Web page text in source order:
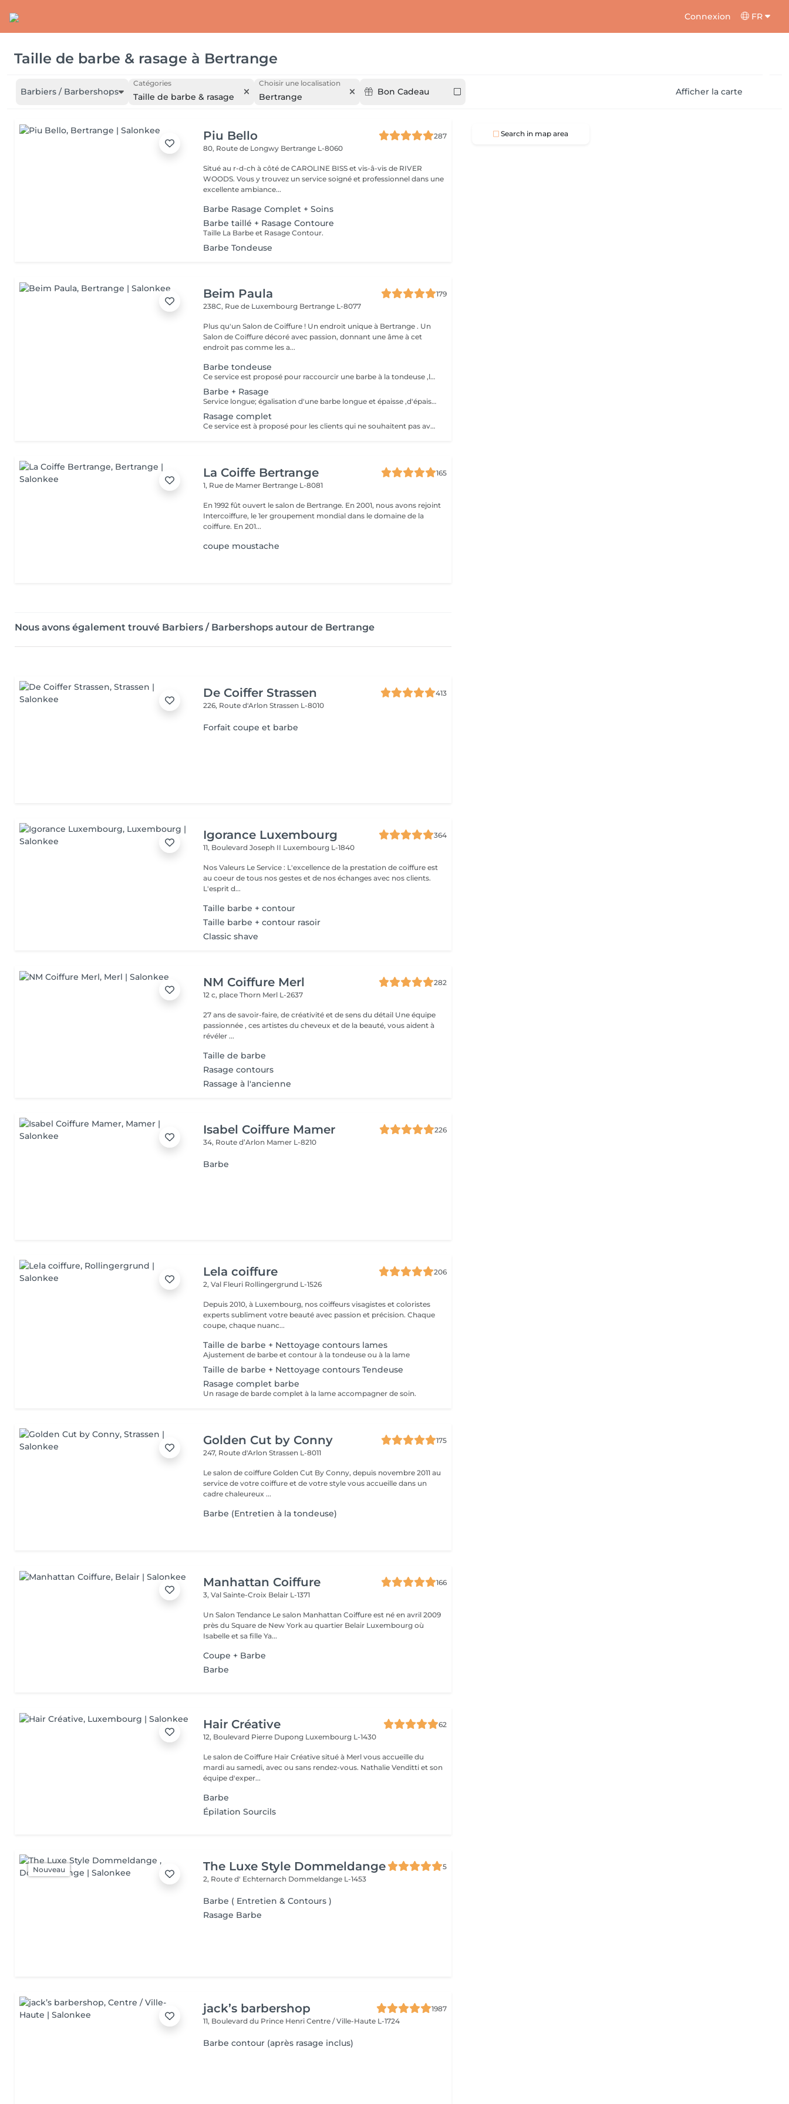
Connexion FR
Taille de barbe & rasage à Bertrange
Barbiers / Barbershops
Catégories
Taille de barbe & rasage
Choisir une localisation
Bertrange Bon Cadeau Afficher la carte
Piu Bello
287
80, Route de Longwy Bertrange L-8060
Situé au r-d-ch à côté de CAROLINE BISS et vis-â-vis de RIVER
WOODS. Vous y trouvez un service soigné et professionnel dans une
excellente ambiance...
Barbe Rasage Complet + Soins
Barbe taillé + Rasage Contoure
Taille La Barbe et Rasage Contour.
Barbe Tondeuse
Beim Paula
179
238C, Rue de Luxembourg Bertrange L-8077
Plus qu'un Salon de Coiffure ! Un endroit unique à Bertrange . Un
Salon de Coiffure décoré avec passion, donnant une âme à cet
endroit pas comme les a...
Barbe tondeuse
Ce service est proposé pour raccourcir une barbe à la tondeuse ,lui donner une forme et démarquer les contours sans le rasage au rasoir !
Barbe + Rasage
Service longue; égalisation d'une barbe longue et épaisse ,d'épaissir,démarquer les contours au rasoir, serviette chaude/froide et soin après rasage et soin huile pour barbe accompagné d'un massage du visage :)
Rasage complet
Ce service est à proposé pour les clients qui ne souhaitent pas avoir de barbe et être rasé complètement! Ce service n'est pas conseillé aux personnes à peau sensibles !!
La Coiffe Bertrange
165
1, Rue de Mamer Bertrange L-8081
En 1992 fût ouvert le salon de Bertrange. En 2001, nous avons rejoint
Intercoiffure, le 1er groupement mondial dans le domaine de la
coiffure. En 201...
coupe moustache
Nous avons également trouvé Barbiers / Barbershops autour de Bertrange
De Coiffer Strassen
413
226, Route d'ArlonStrassen L-8010
Forfait coupe et barbe
Igorance Luxembourg
364
11, Boulevard Joseph II Luxembourg L-1840
Nos Valeurs Le Service : L'excellence de la prestation de coiffure est
au coeur de tous nos gestes et de nos échanges avec nos clients.
L'esprit d...
Taille barbe + contour
Taille barbe + contour rasoir
Classic shave
NM Coiffure Merl
282
12 c, place Thorn Merl L-2637
27 ans de savoir-faire, de créativité et de sens du détail Une équipe
passionnée , ces artistes du cheveux et de la beauté, vous aident à
révéler ...
Taille de barbe
Rasage contours
Rassage à l'ancienne
Isabel Coiffure Mamer
226
34, Route d’Arlon Mamer L-8210
Barbe
Lela coiffure
206
2, Val Fleuri Rollingergrund L-1526
Depuis 2010, à Luxembourg, nos coiffeurs visagistes et coloristes
experts subliment votre beauté avec passion et précision. Chaque
coupe, chaque nuanc...
Taille de barbe + Nettoyage contours lames
Ajustement de barbe et contour à la tondeuse ou à la lame
Taille de barbe + Nettoyage contours Tendeuse
Rasage complet barbe
Un rasage de barde complet à la lame accompagner de soin.
Golden Cut by Conny
175
247, Route d'ArlonStrassen L-8011
Le salon de coiffure Golden Cut By Conny, depuis novembre 2011 au
service de votre coiffure et de votre style vous accueille dans un
cadre chaleureux ...
Barbe (Entretien à la tondeuse)
Manhattan Coiffure
166
3, Val Sainte-Croix Belair L-1371
Un Salon Tendance Le salon Manhattan Coiffure est né en avril 2009
près du Square de New York au quartier Belair Luxembourg où
Isabelle et sa fille Ya...
Coupe + Barbe
Barbe
Hair Créative
62
12, Boulevard Pierre Dupong Luxembourg L-1430
Le salon de Coiffure Hair Créative situé à Merl vous accueille du
mardi au samedi, avec ou sans rendez-vous. Nathalie Venditti et son
équipe d'exper...
Barbe
Épilation Sourcils
Nouveau The Luxe Style Dommeldange
5
2, Route d' Echternarch Dommeldange L-1453
Barbe ( Entretien & Contours )
Rasage Barbe
jack’s barbershop
1987
11, Boulevard du Prince HenriCentre / Ville-Haute L-1724
Barbe contour (après rasage inclus)
Search in map area